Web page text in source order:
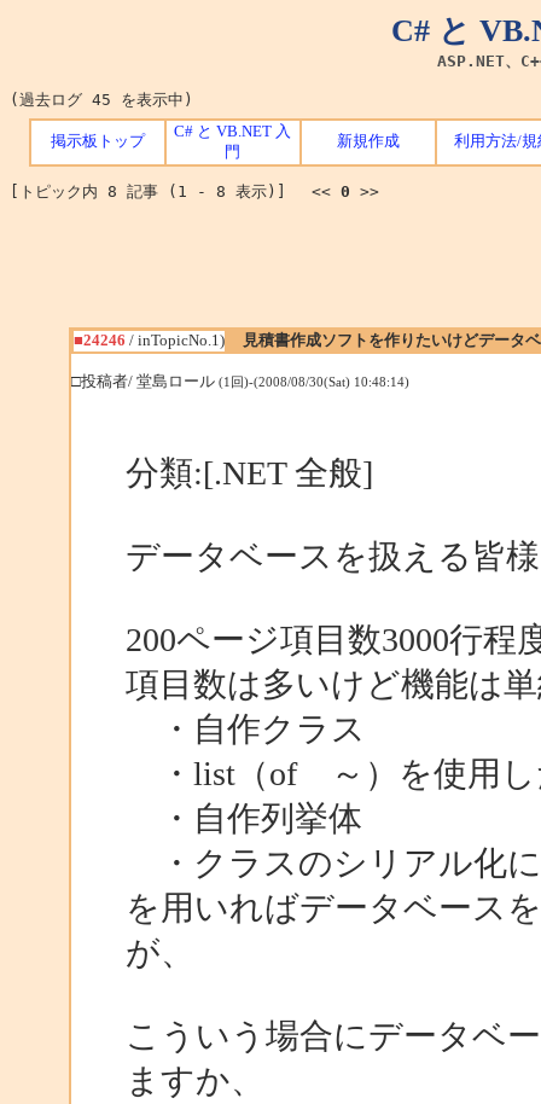
C# と
ASP.NET、
(過去ログ 45 を表示中)
掲示板トップ
C# と VB.NET 入
門
新規作成 利用方法/規
[トピック内 8 記事 (1 - 8 表示)] << 0 >>
■24246 / inTopicNo.1) 見積書作成ソフトを作りたいけどデータ
□投稿者/ 堂島ロール (1回)-(2008/08/30(Sat) 10:48:14)
分類:[.NET 全般]
データベースを扱える皆
200ページ項目数3000行程
項目数は多いけど機能は
・自作クラス
・list（of ～）を使用し
・自作列挙体
・クラスのシリアル化
を用いればデータベース
が、
こういう場合にデータベ
ますか、